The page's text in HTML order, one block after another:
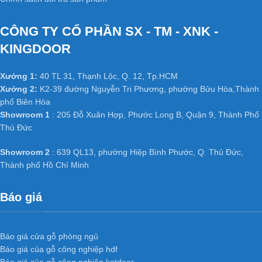
với mọi không gian nội thất.
+ Độ ổn định cao của cửa gỗ công
Không bị cong vênh, co ngót do kết cấu đã được triệt tiêu thớ gỗ
Không bị hiện tượng hở các mối ghép dưới tác động thời tiết.
Thay đổi nhiệt độ và có khả năng chống mối mọt cao.
+ Cách âm cách nhiệt tốt của cửa gỗ
công nghiệp MDF phủ Veneer:
tạo ra nên có phần cách âm, cách nhiệt.
Cánh cửa nhẹ, tránh được tình trạng xệ bản lề và giảm tải trọng
Ứng dụngCửa gỗ công nghiệp
CÔNG TY CỔ PHẦN SX - TM - XNK -
KINGDOOR
Xưởng 1: 40 TL 31, Thạnh Lộc, Q. 12, Tp.HCM
Xưởng 2: K2-39 đường Nguyễn Tri Phương, phường Bửu Hòa,Thành
phố Biên Hòa
Showroom 1 : 205 Đỗ Xuân Hợp, Phước Long B, Quận 9, Thành Phố
Thủ Đức
Showroom 2 : 639 QL13, phường Hiệp Bình Phước, Q. Thủ Đức,
Thành phố Hồ Chí Minh
Báo giá
Báo giá cửa gỗ phòng ngủ
Báo giá của gỗ công nghiệp hdf